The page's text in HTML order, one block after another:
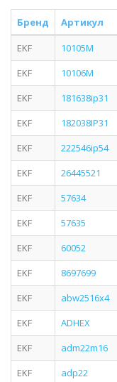
Бренд Артикул
EKF
10105M
EKF
10106M
EKF
181638ip31
EKF
182038IP31
EKF
222546ip54
EKF
26445521
EKF
57634
EKF
57635
EKF
60052
EKF
8697699
EKF
abw2516x4
EKF
ADHEX
EKF
adm22m16
EKF
adp22